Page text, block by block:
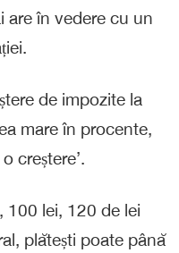
are în vedere cu un
de impozite la
mare în procente,
creștere’.
100 lei, 120 de lei
plătești poate până